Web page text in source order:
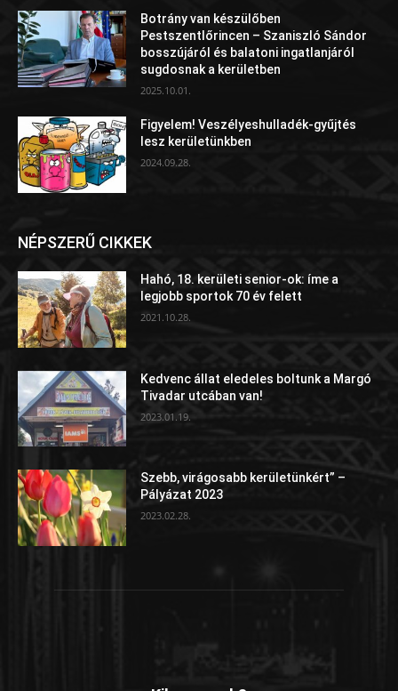
Botrány van készülőben
Pestszentlőrincen – Szaniszló Sándor
bosszújáról és balatoni ingatlanjáról
sugdosnak a kerületben
2025.10.01.
Figyelem! Veszélyeshulladék-gyűjtés
lesz kerületünkben
2024.09.28.
NÉPSZERŰ CIKKEK
Hahó, 18. kerületi senior-ok: íme a
legjobb sportok 70 év felett
2021.10.28.
Kedvenc állat eledeles boltunk a Margó
Tivadar utcában van!
2023.01.19.
Szebb, virágosabb kerületünkért” –
Pályázat 2023
2023.02.28.